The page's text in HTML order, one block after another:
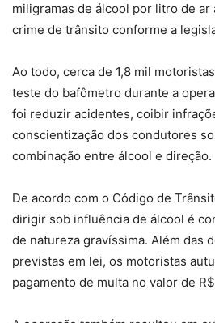
miligramas de álcool por litro de ar
crime de trânsito conforme a
Ao todo, cerca de 1,8 mil
teste do bafômetro durante a
foi reduzir acidentes, coibir
conscientização dos condutores
combinação entre álcool e direção.
De acordo com o Código de
dirigir sob influência de álcool é
de natureza gravíssima. Além das
previstas em lei, os motoristas
pagamento de multa no valor de